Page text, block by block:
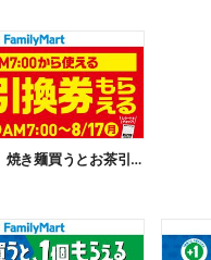
【無料引換券!】焼き麺買うとお茶引換券貰える!